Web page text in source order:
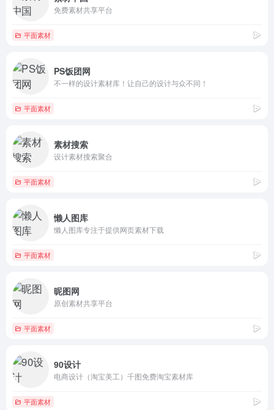
免费素材共享平台
平面素材
PS饭团网
不一样的设计素材库！让自己的设计与众不同！
平面素材
素材搜索
设计素材搜索聚合
平面素材
懒人图库
懒人图库专注于提供网页素材下载
平面素材
昵图网
原创素材共享平台
平面素材
90设计
电商设计（淘宝美工）千图免费淘宝素材库
平面素材